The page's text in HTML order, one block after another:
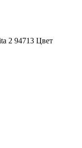
2 94713 Цвет